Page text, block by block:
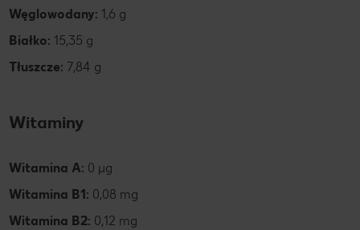
Węglowodany: 1,6 g
Białko: 15,35 g
Tłuszcze: 7,84 g
Witaminy
Witamina A: 0 µg
Witamina B1: 0,08 mg
Witamina B2: 0,12 mg